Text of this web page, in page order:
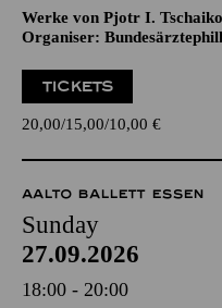
Werke von Pjotr I.
Organiser:
TICKETS
20,00 15,00 10,00 €
AALTO BALLETT ESSEN
Sunday
27.09.2026
18:00 - 20:00